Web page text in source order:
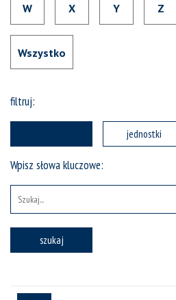
W X Y Z
Wszystko
filtruj:
jednostki
Wpisz słowa kluczowe:
szukaj